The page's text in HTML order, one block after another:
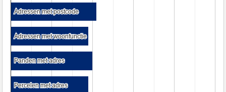
Adressen met postcode
Adressen met postcode
Adressen met woonfunctie
Adressen met woonfunctie
Panden met adres
Panden met adres
Percelen met adres
Percelen met adres